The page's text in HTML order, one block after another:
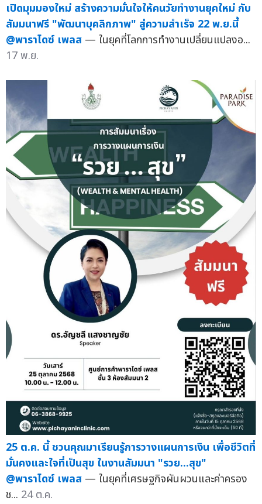
เปิดมุมมองใหม่ สร้างความมั่นใจให้คนวัยทำงานยุคใหม่ กับ
สัมมนาฟรี "พัฒนาบุคลิกภาพ" สู่ความสำเร็จ 22 พ.ย.นี้
@พาราไดซ์ เพลส — ในยุคที่โลกการทำงานเปลี่ยนแปลงอ...
17 พ.ย.
25 ต.ค. นี้ ชวนคุณมาเรียนรู้การวางแผนการเงิน เพื่อชีวิตที่
มั่นคงและใจที่เป็นสุข ในงานสัมมนา "รวย...สุข"
@พาราไดซ์ เพลส — ในยุคที่เศรษฐกิจผันผวนและค่าครอง
ช... 24 ต.ค.